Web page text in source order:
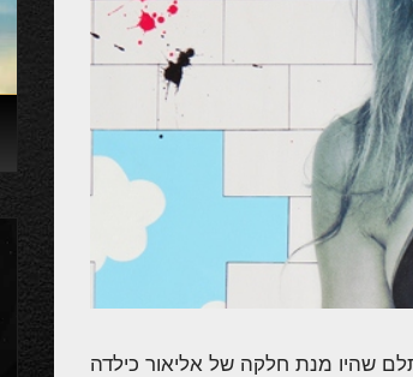
שהיו מנת חלקה של אליאור כילדה